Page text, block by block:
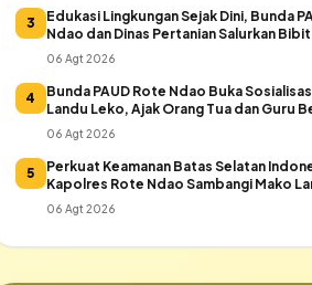
3
Edukasi Lingkungan Sejak Dini, Bunda
Ndao dan Dinas Pertanian Salurkan
Warga Daeloni
06 Agt 2026
4
Bunda PAUD Rote Ndao Buka
Landu Leko, Ajak Orang Tua dan Guru
Keteladanan
06 Agt 2026
5
Perkuat Keamanan Batas Selatan
Kapolres Rote Ndao Sambangi Mako
Rote
06 Agt 2026